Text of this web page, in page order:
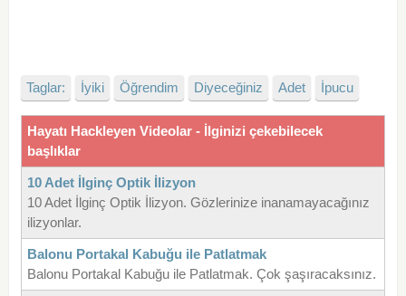
Taglar: İyiki Öğrendim Diyeceğiniz Adet İpucu
Hayatı Hackleyen Videolar - İlginizi çekebilecek
başlıklar
10 Adet İlginç Optik İlizyon
10 Adet İlginç Optik İlizyon. Gözlerinize inanamayacağınız
ilizyonlar.
Balonu Portakal Kabuğu ile Patlatmak
Balonu Portakal Kabuğu ile Patlatmak. Çok şaşıracaksınız.